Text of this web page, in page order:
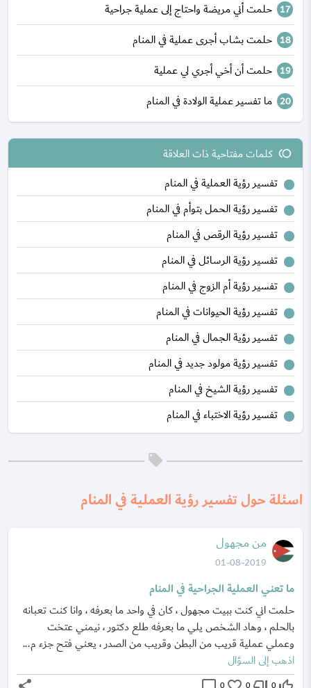
حلمت أني مريضة واحتاج إلى عملية جراحية
حلمت بشاب أجرى عملية في المنام
حلمت أن أخي أجري لي عملية
ما تفسير عملية الولادة في المنام
toll كلمات مفتاحية ذات العلاقة
تفسير رؤية العملية في المنام
تفسير رؤية الحمل بتوأم في المنام
تفسير رؤية الرقص في المنام
تفسير رؤية الرسائل في المنام
تفسير رؤية أم الزوج في المنام
تفسير رؤية الحيوانات في المنام
تفسير رؤية الجمال في المنام
تفسير رؤية مولود جديد في المنام
تفسير رؤية الشيخ في المنام
تفسير رؤية الاختباء في المنام
اسئلة حول تفسير رؤية العملية في المنام
من مجهول
01-08-2019
ما تعني العملية الجراحية في المنام
حلمت اني كنت ببيت مجهول ، كان في واحد ما بعرفه ، وانا كنت تعبانه
بالحلم ، وهاد الشخص يلي ما بعرفه طلع دكتور ، نيمني عتخت
وعملي عملية قريب من البطن وقريب من الصدر ، يعني فتح جزء م...
اذهب إلى السؤال
0
0
0